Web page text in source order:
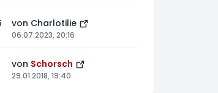
von Charlotilie
06.07.2023, 20:16
von Schorsch
29.01.2018, 19:40